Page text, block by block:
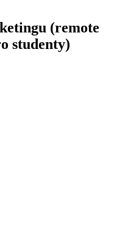
(remote
studenty)